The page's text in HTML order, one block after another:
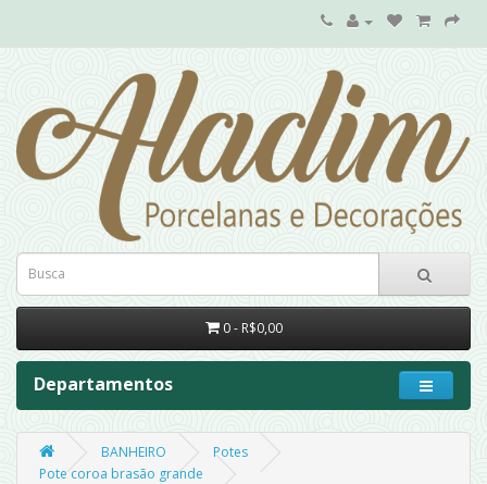
0 - R$0,00
Departamentos
BANHEIRO
Potes
Pote coroa brasão grande